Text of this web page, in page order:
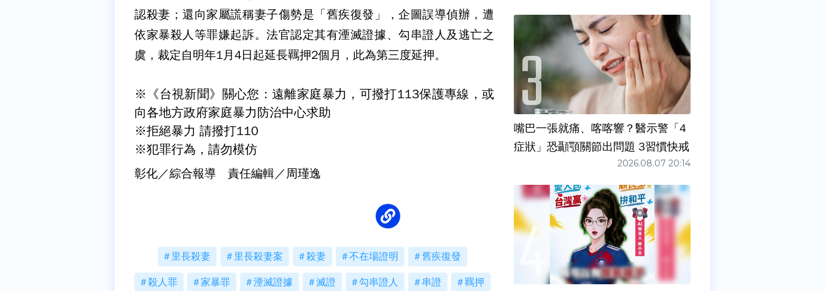
認殺妻；還向家屬謊稱妻子傷勢是「舊疾復發」，企圖誤導偵辦，遭
依家暴殺人等罪嫌起訴。法官認定其有湮滅證據、勾串證人及逃亡之
虞，裁定自明年1月4日起延長羈押2個月，此為第三度延押。
※《台視新聞》關心您：遠離家庭暴力，可撥打113保護專線，或
向各地方政府家庭暴力防治中心求助
※拒絕暴力 請撥打110
※犯罪行為，請勿模仿
彰化／綜合報導 責任編輯／周瑾逸
里長殺妻 里長殺妻案 殺妻 不在場證明 舊疾復發
殺人罪 家暴罪 湮滅證據 滅證 勾串證人 串證 羈押
嘴巴一張就痛、喀喀響？醫示警「4
症狀」恐顳顎關節出問題 3習慣快戒
2026.08.07 20:14